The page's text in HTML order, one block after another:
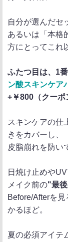
自分が選んだセ
あるいは「本格
方にとってこれ
ふたつ目は、1
ン酸スキンケア
+￥800（クーポ
スキンケアの仕
きをカバーし、
皮脂崩れを防い
日焼け止めや
メイク前の"最
Before/Afterを
かるほど。
夏の必須アイテ